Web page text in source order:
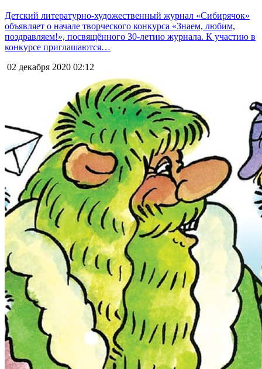
Детский литературно-художественный журнал «Сибирячок»
объявляет о начале творческого конкурса «Знаем, любим,
поздравляем!», посвящённого 30-летию журнала. К участию в
конкурсе приглашаются…
02 декабря 2020 02:12